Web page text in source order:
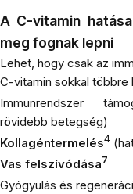
A C-vitamin
meg fognak lepni
Lehet, hogy csak az
C-vitamin sokkal többre
Immunrendszer
rövidebb betegség)
Kollagéntermelés4
Vas felszívódása7
Gyógyulás és